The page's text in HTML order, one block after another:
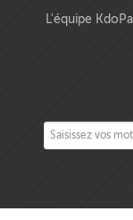
Aller au contenu
L'équipe
Saisissez vos